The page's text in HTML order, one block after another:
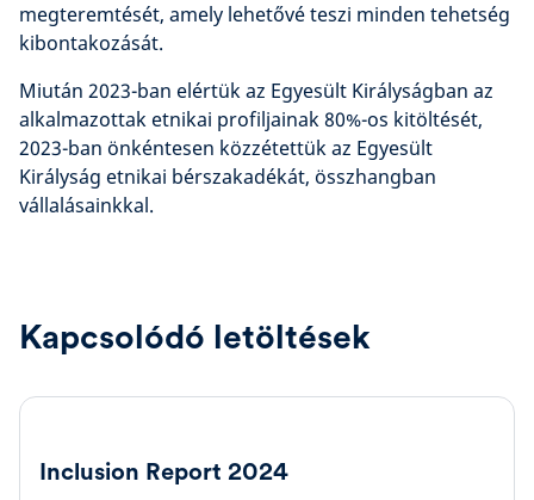
megteremtését, amely lehetővé teszi minden tehetség
kibontakozását.
Miután 2023-ban elértük az Egyesült Királyságban az
alkalmazottak etnikai profiljainak 80%-os kitöltését,
2023-ban önkéntesen közzétettük az Egyesült
Királyság etnikai bérszakadékát, összhangban
vállalásainkkal.
Kapcsolódó letöltések
Inclusion Report 2024